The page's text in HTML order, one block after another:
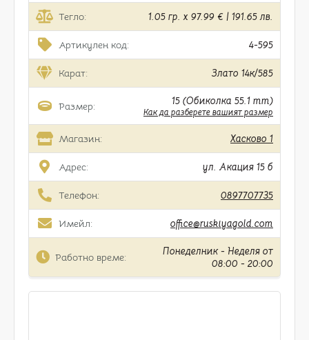
Тегло: 1.05 гр. x 97.99 € | 191.65 лв.
Артикулен код: 4-595
Карат: Злато 14к/585
Размер: 15 (Обиколка 55.1 mm)
Как да разберете вашият размер
Магазин: Хасково 1
Адрес: ул. Акация 15 б
Телефон: 0897707735
Имейл: office@ruskiyagold.com
Работно време:
Понеделник - Неделя от
08:00 - 20:00